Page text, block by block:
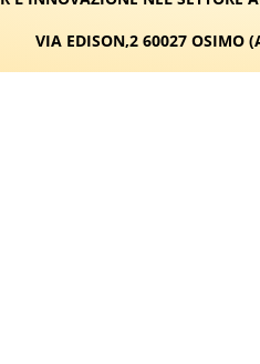
VIA EDISON,2 60027 OSIMO